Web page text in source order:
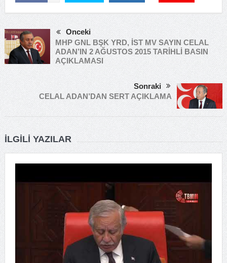
Önceki
MHP GNL BŞK YRD, İST MV SAYIN CELAL
ADAN’IN 2 AĞUSTOS 2015 TARİHLİ BASIN
AÇIKLAMASI
Sonraki
CELAL ADAN’DAN SERT AÇIKLAMA
İLGILI YAZILAR